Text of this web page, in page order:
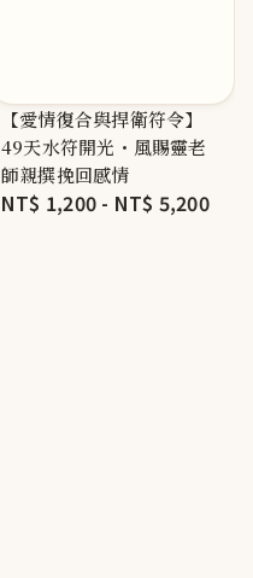
【愛情復合與捍衛符令】
49天水符開光・風賜靈老
師親撰挽回感情
Regular
NT$ 1,200 - NT$ 5,200